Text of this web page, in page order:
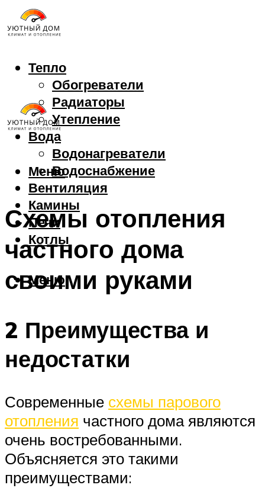
Тепло
Обогреватели
Радиаторы
Утепление
Вода
Водонагреватели
Водоснабжение
Вентиляция
Камины
Печи
Котлы
Меню
Меню
Схемы отопления
частного дома
своими руками
2 Преимущества и
недостатки
Современные схемы парового
отопления частного дома являются
очень востребованными.
Объясняется это такими
преимуществами: